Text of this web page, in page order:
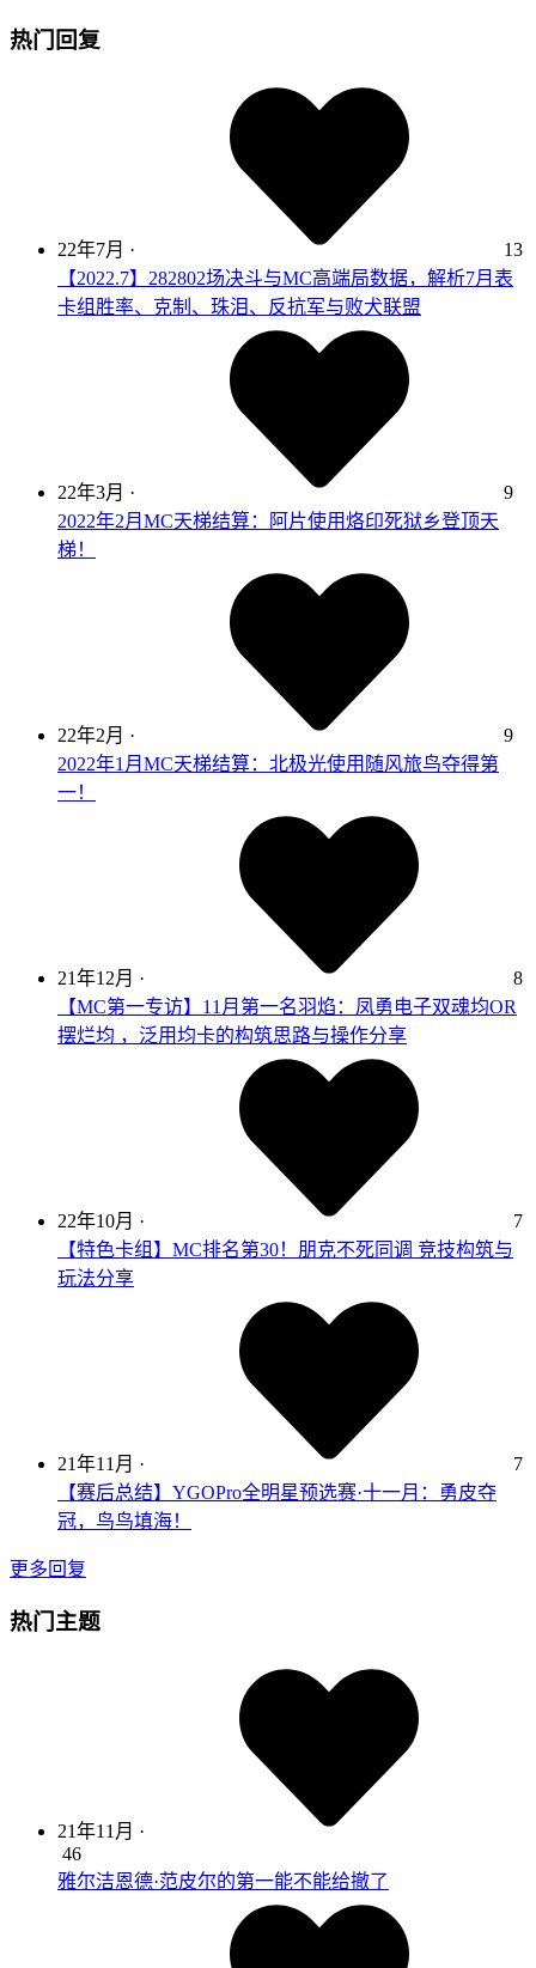
热门回复
22年7月 ·
13
【2022.7】282802场决斗与MC高端局数据，解析7月表
卡组胜率、克制、珠泪、反抗军与败犬联盟
22年3月 ·
9
2022年2月MC天梯结算：阿片使用烙印死狱乡登顶天
梯！
22年2月 ·
9
2022年1月MC天梯结算：北极光使用随风旅鸟夺得第
一！
21年12月 ·
8
【MC第一专访】11月第一名羽焰：凤勇电子双魂均OR
摆烂均 ，泛用均卡的构筑思路与操作分享
22年10月 ·
7
【特色卡组】MC排名第30！朋克不死同调 竞技构筑与
玩法分享
21年11月 ·
7
【赛后总结】YGOPro全明星预选赛·十一月：勇皮夺
冠，鸟鸟填海！
更多回复
热门主题
21年11月 ·
46
雅尔洁恩德·范皮尔的第一能不能给撤了